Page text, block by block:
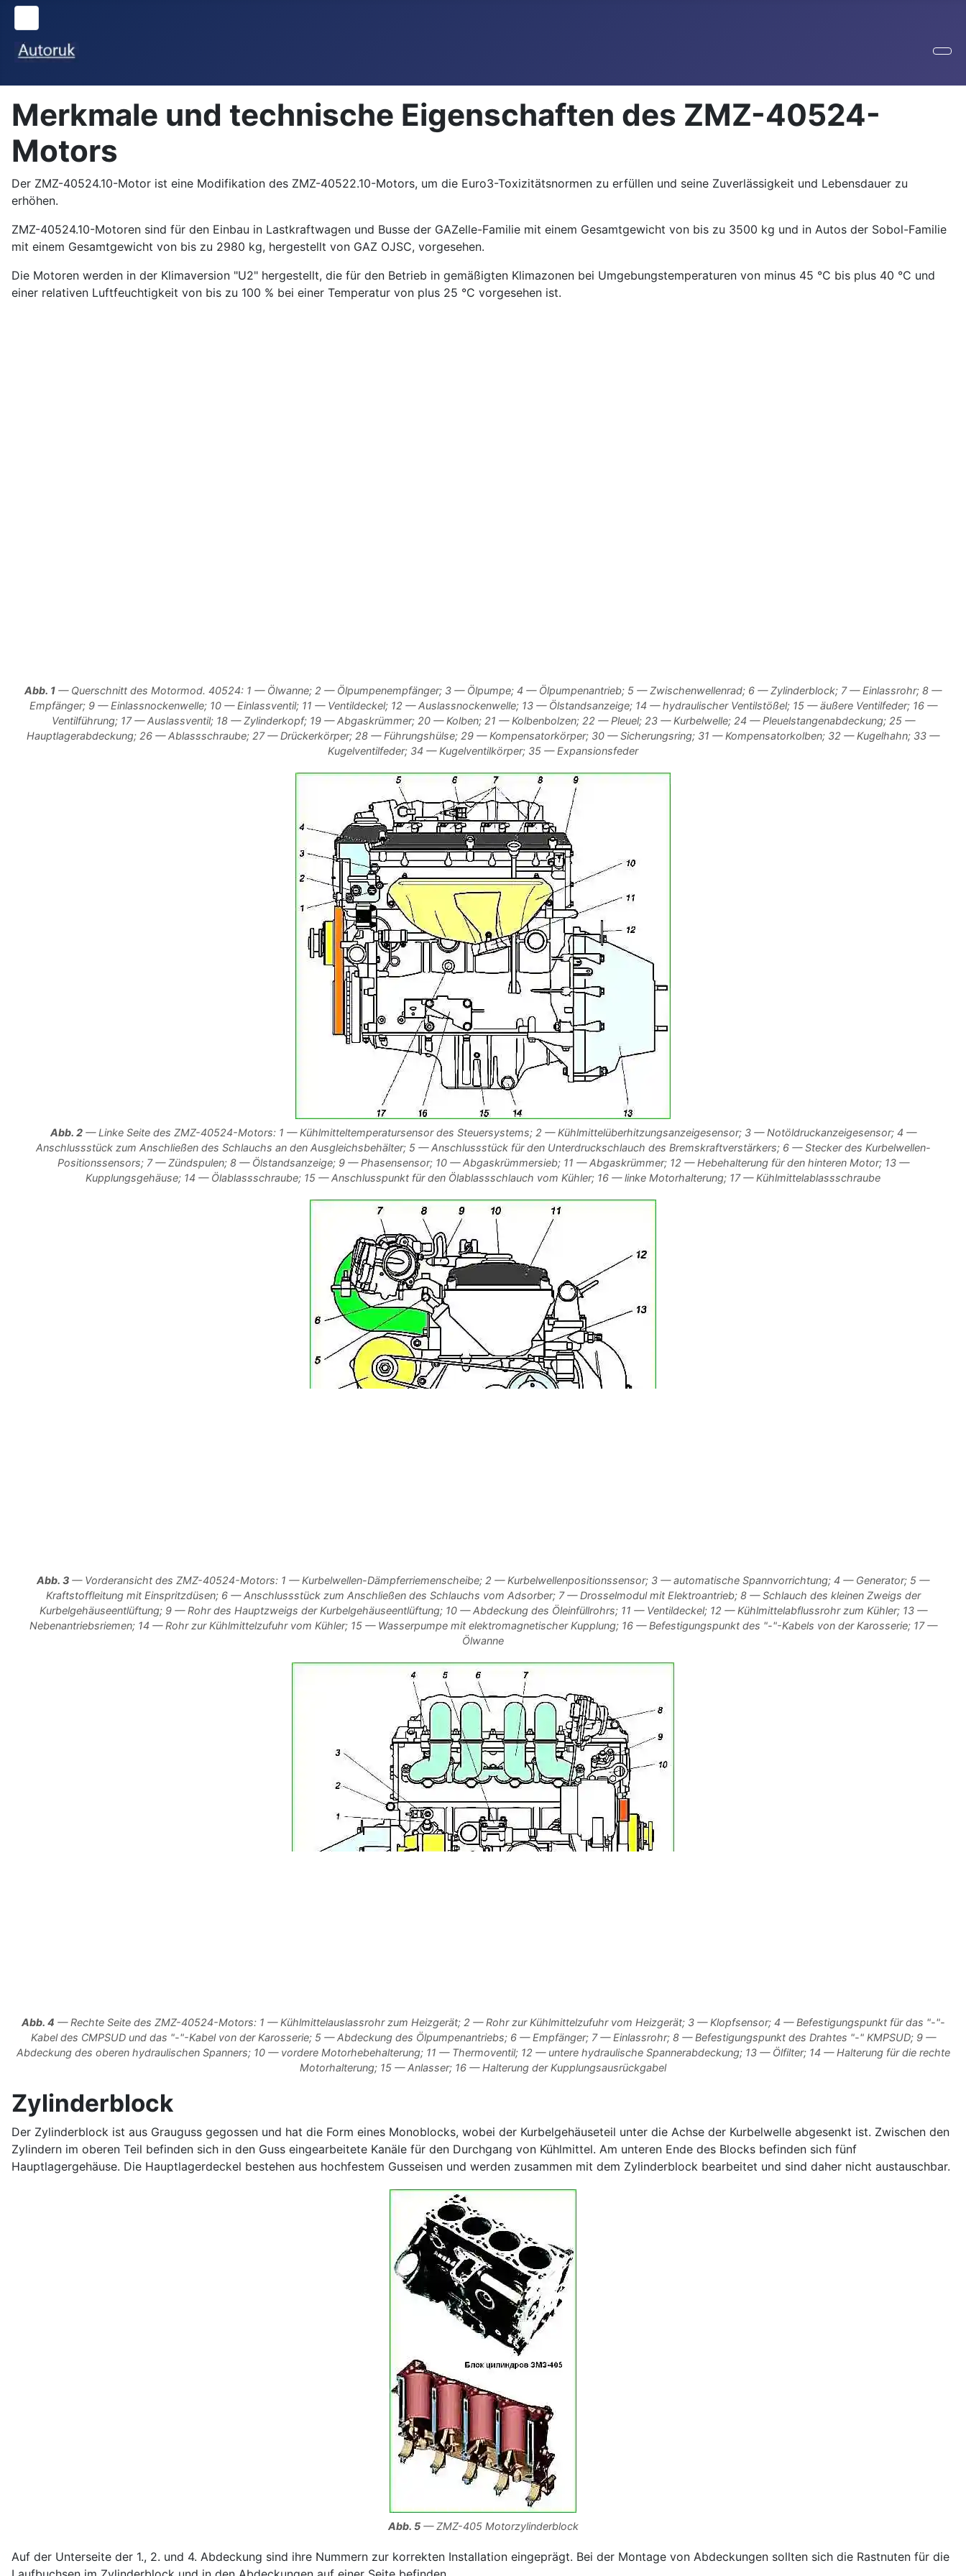
Merkmale und technische Eigenschaften des ZMZ-40524-
Motors
Der ZMZ-40524.10-Motor ist eine Modifikation des ZMZ-40522.10-Motors, um die Euro3-Toxizitätsnormen zu erfüllen und seine Zuverlässigkeit und Lebensdauer zu
erhöhen.
ZMZ-40524.10-Motoren sind für den Einbau in Lastkraftwagen und Busse der GAZelle-Familie mit einem Gesamtgewicht von bis zu 3500 kg und in Autos der Sobol-Familie
mit einem Gesamtgewicht von bis zu 2980 kg, hergestellt von GAZ OJSC, vorgesehen.
Die Motoren werden in der Klimaversion "U2" hergestellt, die für den Betrieb in gemäßigten Klimazonen bei Umgebungstemperaturen von minus 45 °C bis plus 40 °C und
einer relativen Luftfeuchtigkeit von bis zu 100 % bei einer Temperatur von plus 25 °C vorgesehen ist.
Abb. 1 — Querschnitt des Motormod. 40524: 1 — Ölwanne; 2 — Ölpumpenempfänger; 3 — Ölpumpe; 4 — Ölpumpenantrieb; 5 — Zwischenwellenrad; 6 — Zylinderblock; 7 — Einlassrohr; 8 —
Empfänger; 9 — Einlassnockenwelle; 10 — Einlassventil; 11 — Ventildeckel; 12 — Auslassnockenwelle; 13 — Ölstandsanzeige; 14 — hydraulischer Ventilstößel; 15 — äußere Ventilfeder; 16 —
Ventilführung; 17 — Auslassventil; 18 — Zylinderkopf; 19 — Abgaskrümmer; 20 — Kolben; 21 — Kolbenbolzen; 22 — Pleuel; 23 — Kurbelwelle; 24 — Pleuelstangenabdeckung; 25 —
Hauptlagerabdeckung; 26 — Ablassschraube; 27 — Drückerkörper; 28 — Führungshülse; 29 — Kompensatorkörper; 30 — Sicherungsring; 31 — Kompensatorkolben; 32 — Kugelhahn; 33 —
Kugelventilfeder; 34 — Kugelventilkörper; 35 — Expansionsfeder
Abb. 2— Linke Seite des ZMZ-40524-Motors: 1 — Kühlmitteltemperatursensor des Steuersystems; 2 — Kühlmittelüberhitzungsanzeigesensor; 3 — Notöldruckanzeigesensor; 4 —
Anschlussstück zum Anschließen des Schlauchs an den Ausgleichsbehälter; 5 — Anschlussstück für den Unterdruckschlauch des Bremskraftverstärkers; 6 — Stecker des Kurbelwellen-
Positionssensors; 7 — Zündspulen; 8 — Ölstandsanzeige; 9 — Phasensensor; 10 — Abgaskrümmersieb; 11 — Abgaskrümmer; 12 — Hebehalterung für den hinteren Motor; 13 —
Kupplungsgehäuse; 14 — Ölablassschraube; 15 — Anschlusspunkt für den Ölablassschlauch vom Kühler; 16 — linke Motorhalterung; 17 — Kühlmittelablassschraube
Abb. 3 — Vorderansicht des ZMZ-40524-Motors: 1 — Kurbelwellen-Dämpferriemenscheibe; 2 — Kurbelwellenpositionssensor; 3 — automatische Spannvorrichtung; 4 — Generator; 5 —
Kraftstoffleitung mit Einspritzdüsen; 6 — Anschlussstück zum Anschließen des Schlauchs vom Adsorber; 7 — Drosselmodul mit Elektroantrieb; 8 — Schlauch des kleinen Zweigs der
Kurbelgehäuseentlüftung; 9 — Rohr des Hauptzweigs der Kurbelgehäuseentlüftung; 10 — Abdeckung des Öleinfüllrohrs; 11 — Ventildeckel; 12 — Kühlmittelabflussrohr zum Kühler; 13 —
Nebenantriebsriemen; 14 — Rohr zur Kühlmittelzufuhr vom Kühler; 15 — Wasserpumpe mit elektromagnetischer Kupplung; 16 — Befestigungspunkt des "-"-Kabels von der Karosserie; 17 —
Ölwanne
Abb. 4 — Rechte Seite des ZMZ-40524-Motors: 1 — Kühlmittelauslassrohr zum Heizgerät; 2 — Rohr zur Kühlmittelzufuhr vom Heizgerät; 3 — Klopfsensor; 4 — Befestigungspunkt für das "-"-
Kabel des CMPSUD und das "-"-Kabel von der Karosserie; 5 — Abdeckung des Ölpumpenantriebs; 6 — Empfänger; 7 — Einlassrohr; 8 — Befestigungspunkt des Drahtes "-" KMPSUD; 9 —
Abdeckung des oberen hydraulischen Spanners; 10 — vordere Motorhebehalterung; 11 — Thermoventil; 12 — untere hydraulische Spannerabdeckung; 13 — Ölfilter; 14 — Halterung für die rechte
Motorhalterung; 15 — Anlasser; 16 — Halterung der Kupplungsausrückgabel
Zylinderblock
Der Zylinderblock ist aus Grauguss gegossen und hat die Form eines Monoblocks, wobei der Kurbelgehäuseteil unter die Achse der Kurbelwelle abgesenkt ist. Zwischen den
Zylindern im oberen Teil befinden sich in den Guss eingearbeitete Kanäle für den Durchgang von Kühlmittel. Am unteren Ende des Blocks befinden sich fünf
Hauptlagergehäuse. Die Hauptlagerdeckel bestehen aus hochfestem Gusseisen und werden zusammen mit dem Zylinderblock bearbeitet und sind daher nicht austauschbar.
Abb. 5— ZMZ-405 Motorzylinderblock
Auf der Unterseite der 1., 2. und 4. Abdeckung sind ihre Nummern zur korrekten Installation eingeprägt. Bei der Montage von Abdeckungen sollten sich die Rastnuten für die